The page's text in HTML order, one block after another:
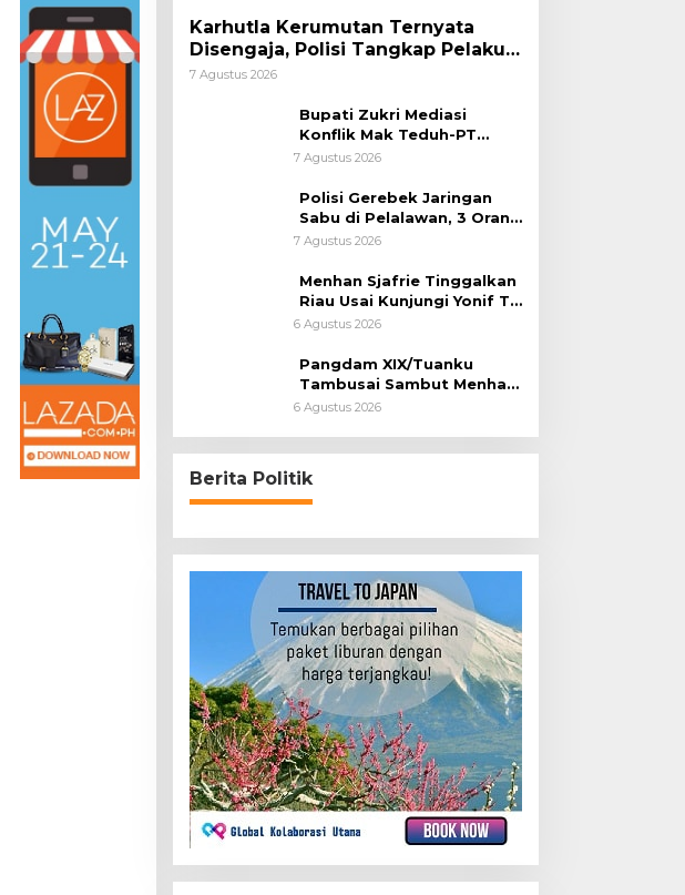
Karhutla Kerumutan Ternyata
Disengaja, Polisi Tangkap Pelaku
Pembakar Lahan
7 Agustus 2026
Bupati Zukri Mediasi
Konflik Mak Teduh-PT
Arara Abadi, Ini Hasilnya
7 Agustus 2026
Polisi Gerebek Jaringan
Sabu di Pelalawan, 3 Orang
Ditangkap
7 Agustus 2026
Menhan Sjafrie Tinggalkan
Riau Usai Kunjungi Yonif TP
di Wilayah Kodam
6 Agustus 2026
Pangdam XIX/Tuanku
Tambusai Sambut Menhan
Sjafrie di Pekanbaru, Ada
6 Agustus 2026
Berita Politik